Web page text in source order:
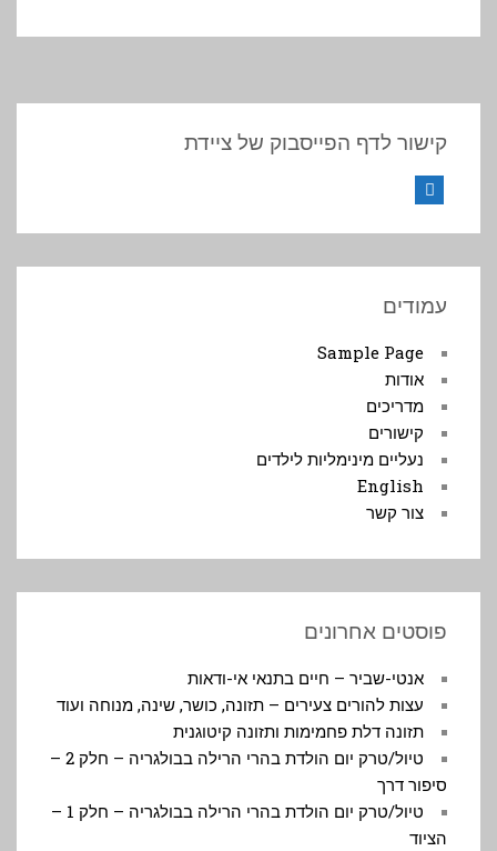
קישור לדף הפייסבוק של ציידת
עמודים
Sample Page
אודות
מדריכים
קישורים
נעליים מינימליות לילדים
English
צור קשר
פוסטים אחרונים
אנטי-שביר – חיים בתנאי אי-ודאות
עצות להורים צעירים – תזונה, כושר, שינה, מנוחה ועוד
תזונה דלת פחמימות ותזונה קיטוגנית
טיול/טרק יום הולדת בהרי הרילה בבולגריה – חלק 2 –
סיפור דרך
טיול/טרק יום הולדת בהרי הרילה בבולגריה – חלק 1 –
הציוד